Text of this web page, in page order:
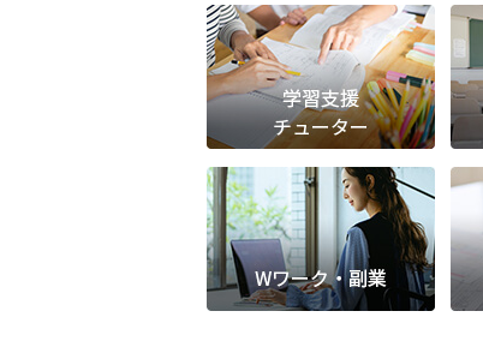
オンライン
幼稚園教諭
日本語教師
添削・校正
学校支援員
広報・宣伝
一般事務
経理・会計
総務・人事